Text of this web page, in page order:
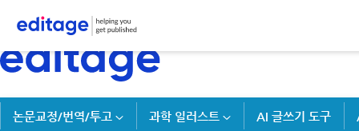
논문교정/번역/투고 과학 일러스트 AI 글쓰기 도구